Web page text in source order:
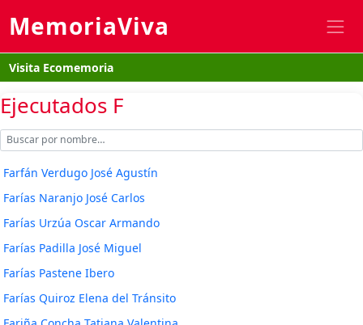
MemoriaViva
Visita Ecomemoria
Ejecutados F
Farfán Verdugo José Agustín
Farías Naranjo José Carlos
Farías Urzúa Oscar Armando
Farías Padilla José Miguel
Farías Pastene Ibero
Farías Quiroz Elena del Tránsito